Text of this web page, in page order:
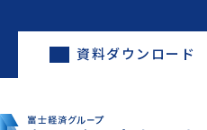
資料ダウンロード